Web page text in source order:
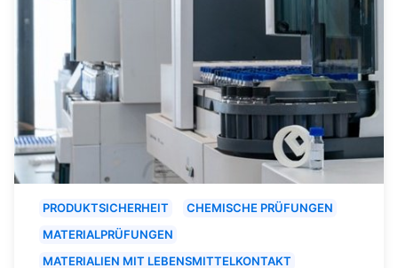
PRODUKTSICHERHEIT
CHEMISCHE PRÜFUNGEN
MATERIALPRÜFUNGEN
MATERIALIEN MIT LEBENSMITTELKONTAKT